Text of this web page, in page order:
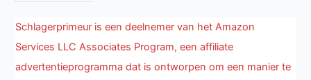
Schlagerprimeur is een deelnemer van het Amazon
Services LLC Associates Program, een affiliate
advertentieprogramma dat is ontworpen om een manier te